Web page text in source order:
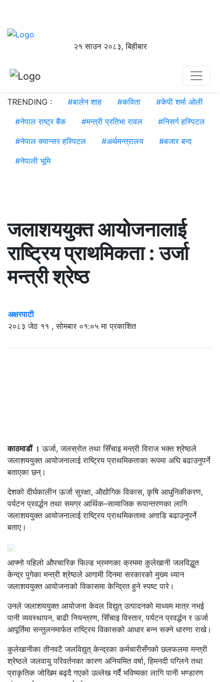
२१ साउन २०८३, बिहीबार
TRENDING : #बालेन शाह #कविता #केपी शर्मा ओली
#नेपाल राष्ट्र बैंक #मन्त्री प्रतिभा रावल #निसर्ग हस्पिटल
#नेपाल क्यान्सर हस्पिटल #अर्थमन्त्रालय #बजार बन्द
#नेपाली भूमि
जलाशययुक्त आयोजनालाई
राष्ट्रिय प्राथमिकता : उर्जा
मन्त्री श्रेष्ठ
अक्षरपाटी
२०८३ जेठ ११ , सोमबार ०१:०५ मा प्रकाशित
काठमाडौं । ऊर्जा, जलस्रोत तथा सिँचाइ मन्त्री विराज भक्त श्रेष्ठले
जलाशययुक्त आयोजनालाई राष्ट्रिय प्राथमिकताका रूपमा अघि बढाउनुपर्ने
बताएका छन्।
देशको दीर्घकालीन ऊर्जा सुरक्षा, औद्योगिक विकास, कृषि आधुनिकीकरण,
पर्यटन प्रवर्द्धन तथा समग्र आर्थिक–सामाजिक रूपान्तरणका लागि
जलाशययुक्त आयोजनालाई राष्ट्रिय प्राथमिकतामा अगाडि बढाउनुपर्ने
बताए।
आफ्नो पहिलो औपचारिक फिल्ड भ्रमणका क्रममा कुलेखानी जलविद्धुत
केन्द्र पुगेका मन्त्री श्रेष्ठले आगामी दिनमा सरकारको मुख्य ध्यान
जलाशययुक्त आयोजनाको विकासमा केन्द्रित हुने स्पष्ट पारे।
उनले जलाशययुक्त आयोजना केवल विद्युत् उत्पादनको माध्यम मात्र नभई
पानी व्यवस्थापन, बाढी नियन्त्रण, सिँचाइ विस्तार, पर्यटन प्रवर्द्धन र ऊर्जा
आपूर्तिमा सन्तुलनमार्फत राष्ट्रिय विकासको आधार बन्न सक्ने धारणा राखे।
कुलेखानीका तीनवटै जलविद्युत् केन्द्रका कर्मचारीसँगको छलफलमा मन्त्री
श्रेष्ठले जलवायु परिवर्तनका कारण अनियमित वर्षा, हिमनदी पग्लिने तथा
प्राकृतिक जोखिम बढ्दै गएको उल्लेख गर्दै भविष्यका लागि पानी भण्डारण